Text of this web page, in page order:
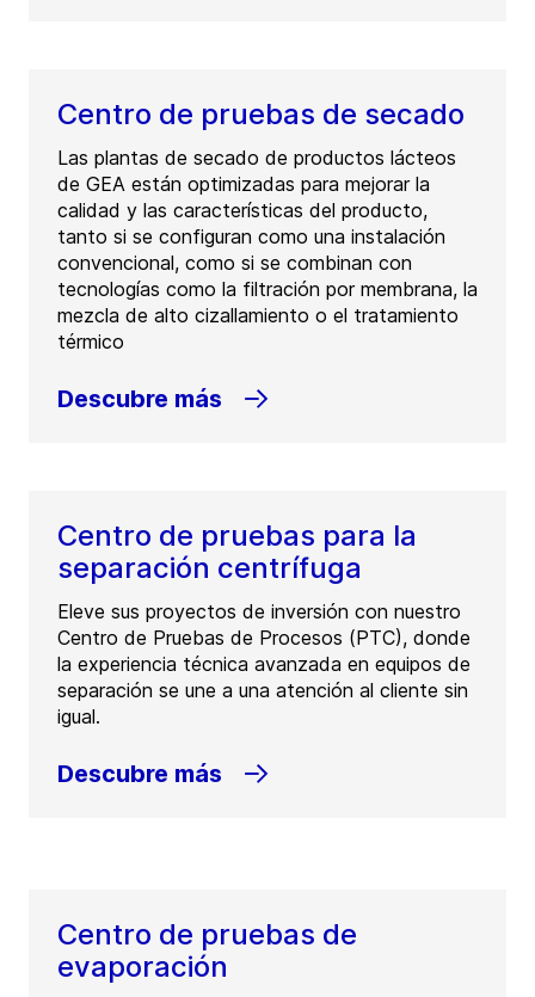
Centro de pruebas de secado
Las plantas de secado de productos lácteos
de GEA están optimizadas para mejorar la
calidad y las características del producto,
tanto si se configuran como una instalación
convencional, como si se combinan con
tecnologías como la filtración por membrana, la
mezcla de alto cizallamiento o el tratamiento
térmico
Descubre más
Centro de pruebas para la
separación centrífuga
Eleve sus proyectos de inversión con nuestro
Centro de Pruebas de Procesos (PTC), donde
la experiencia técnica avanzada en equipos de
separación se une a una atención al cliente sin
igual.
Descubre más
Centro de pruebas de
evaporación